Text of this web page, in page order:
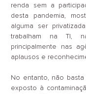
renda sem a
desta pandemia,
alguma ser
trabalham na TI,
principalmente nas
aplausos e
No entanto, não
exposto à